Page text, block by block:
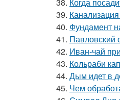
39.
40. Фундамент
41. Павловский
42. Иван-чай
43. Кольраби
44. Дым идет в
45. Чем